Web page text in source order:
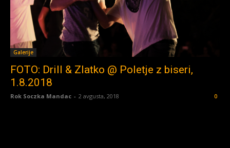
Galerije
FOTO: Drill & Zlatko @ Poletje z biseri,
1.8.2018
Rok Soczka Mandac - 2 avgusta, 2018 0